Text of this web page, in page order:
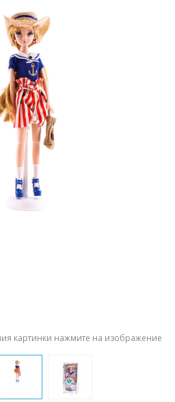
картинки нажмите на изображение